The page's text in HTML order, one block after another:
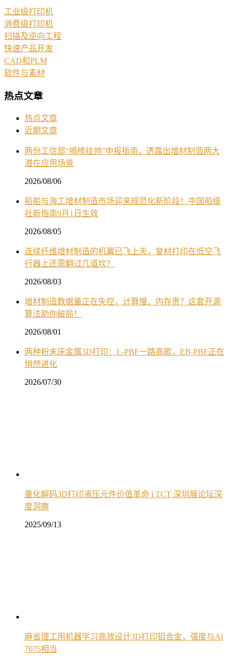
工业级打印机
消费级打印机
扫描及逆向工程
快速产品开发
CAD和PLM
软件与素材
热点文章
热点文章
近期文章
两份工信部“揭榜挂帅”申报指南，透露出增材制造两大
潜在应用场景
2026/08/06
船舶与海工增材制造市场迎来规范化新阶段！中国船级
社新指南9月1日生效
2026/08/05
连续纤维增材制造的机翼已飞上天，复材打印在低空飞
行器上还需翻过几道坎？
2026/08/03
增材制造数据量正在失控，计算慢、内存贵？这套开源
算法助你破局！
2026/08/01
两种粉末床金属3D打印：L-PBF一路高歌，EB-PBF正在
悄然进化
2026/07/30
量化解码3D打印液压元件价值革命 l TCT 深圳展论坛深
度洞察
2025/09/13
麻省理工用机器学习高效设计3D打印铝合金，强度与Al
7075相当